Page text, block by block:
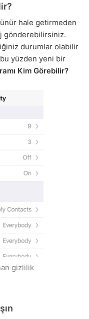
hale getirmeden
gönderebilirsiniz.
durumlar olabilir
yüzden yeni bir
Kim Görebilir?
gizlilik